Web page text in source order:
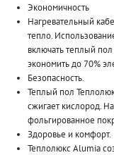
Экономичность
Нагревательный
тепло.
включать теплый
экономить до 70%
Безопасность.
Теплый пол
сжигает кислород.
фольгированное
Здоровье и комфорт.
Теплолюкс Alumia